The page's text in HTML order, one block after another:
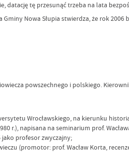
datację tę przesunąć trzeba na lata
Nowa Słupia stwierdza, że rok
powszechnego i polskiego.
Wrocławskiego, na kierunku
r.), napisana na seminarium prof.
profesor zwyczajny;
(promotor: prof. Wacław Korta,